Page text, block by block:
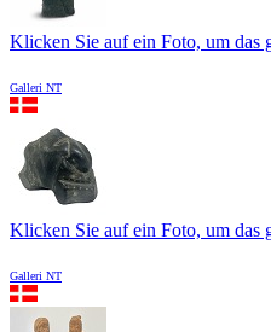
Klicken Sie auf ein Foto, um das
Galleri NT
Klicken Sie auf ein Foto, um das
Galleri NT